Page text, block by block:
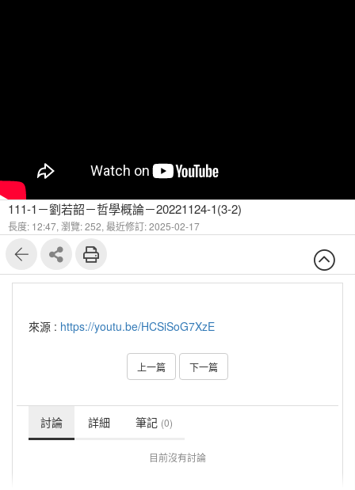
111-1－劉若韶－哲學概論－20221124-1(3-2)
長度: 12:47, 瀏覽: 252, 最近修訂: 2025-02-17
來源 : https://youtu.be/HCSiSoG7XzE
上一篇 下一篇
討論 詳細 筆記 (0)
目前沒有討論